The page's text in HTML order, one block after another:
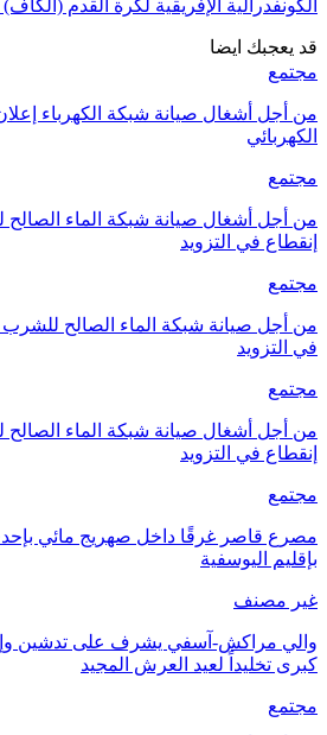
الكونفدرالية الإفريقية لكرة القدم
قد يعجبك ايضا
مجتمع
من أجل أشغال صيانة شبكة الكهرباء إعلان
الكهربائي
مجتمع
من أجل أشغال صيانة شبكة الماء
إنقطاع في التزويد
مجتمع
من أجل صيانة شبكة الماء الصالح
في التزويد
مجتمع
من أجل أشغال صيانة شبكة الماء
إنقطاع في التزويد
مجتمع
مصرع قاصر غرقًا داخل صهريج مائي
بإقليم اليوسفية
غير مصنف
والي مراكش-آسفي يشرف على تدشين
كبرى تخليداً لعيد العرش المجيد
مجتمع